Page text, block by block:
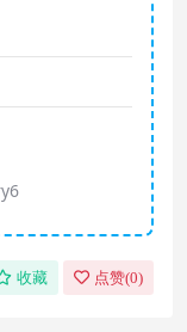
收藏 点赞(0)